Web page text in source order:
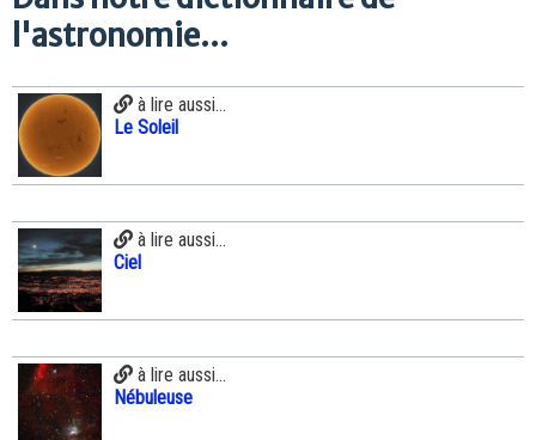
l'astronomie...
à lire aussi...
Le Soleil
à lire aussi...
Ciel
à lire aussi...
Nébuleuse